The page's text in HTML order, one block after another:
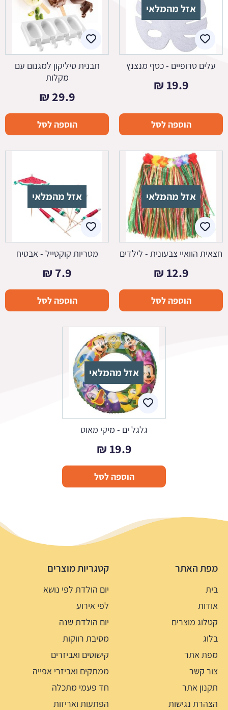
אזל מהמלאי
עלים טרופיים - כסף מנצנץ
19.9
₪
הוספה לסל
תבנית סיליקון למגנום עם
מקלות
29.9
₪
הוספה לסל
אזל מהמלאי
חצאית הוואיי צבעונית - לילדים
12.9
₪
הוספה לסל
אזל מהמלאי
מטריות קוקטייל - אבטיח
7.9
₪
הוספה לסל
אזל מהמלאי
גלגל ים - מיקי מאוס
19.9
₪
הוספה לסל
מפת האתר
בית
אודות
קטלוג מוצרים
בלוג
מפת אתר
צור קשר
תקנון אתר
הצהרת נגישות
קטגריות מוצרים
יום הולדת לפי נושא
לפי אירוע
יום הולדת שנה
מסיבת רווקות
קישוטים ואביזרים
ממתקים ואביזרי אפייה
חד פעמי מתכלה
הפתעות ואריזות